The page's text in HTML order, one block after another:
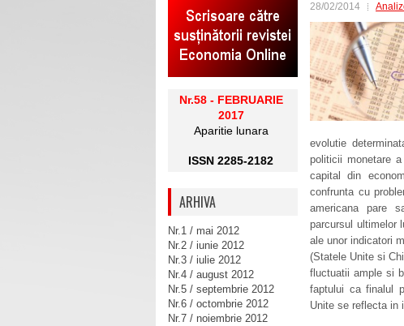
28/02/2014
evolutie
politicii monetare
capital din
confrunta cu
americana pare
parcursul ultimelor
ale unor indicatori
(Statele Unite si
fluctuatii ample si
faptului ca finalul
Unite se reflecta in
Nr.58 - FEBRUARIE
2017
Aparitie lunara
ISSN 2285-2182
ARHIVA
Nr.1 / mai 2012
Nr.2 / iunie 2012
Nr.3 / iulie 2012
Nr.4 / august 2012
Nr.5 / septembrie 2012
Nr.6 / octombrie 2012
Nr.7 / noiembrie 2012